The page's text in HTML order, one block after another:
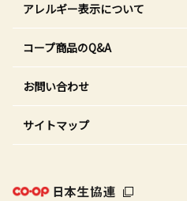
アレルギー表示について
コープ商品のQ&A
お問い合わせ
サイトマップ